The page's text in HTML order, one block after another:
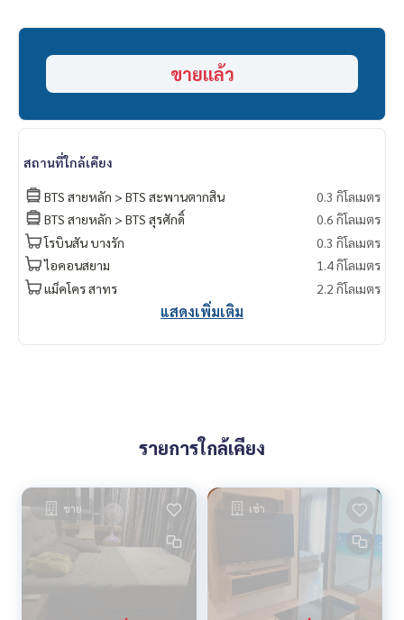
ขายแล้ว
สถานที่ใกล้เคียง
BTS สายหลัก > BTS สะพานตากสิน
0.3 กิโลเมตร
BTS สายหลัก > BTS สุรศักดิ์
0.6 กิโลเมตร
โรบินสัน บางรัก
0.3 กิโลเมตร
ไอคอนสยาม
1.4 กิโลเมตร
แม็คโคร สาทร
2.2 กิโลเมตร
แสดงเพิ่มเติม
รายการใกล้เคียง
ขาย เช่า